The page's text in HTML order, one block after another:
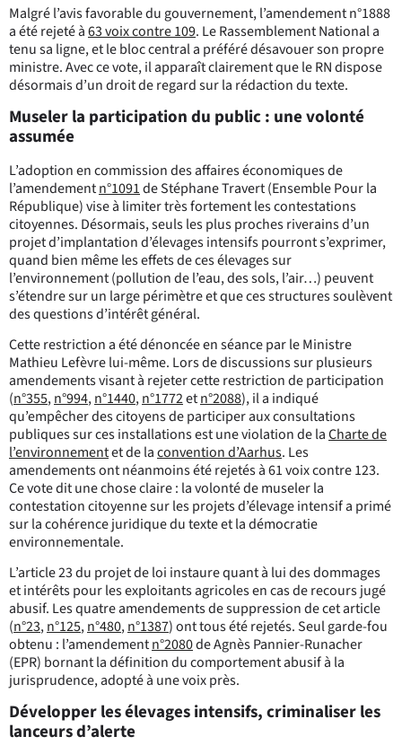
Malgré l’avis favorable du gouvernement, l’amendement n°1888
a été rejeté à63 voix contre 109. Le Rassemblement National a
tenu sa ligne, et le bloc central a préféré désavouer son propre
ministre. Avec ce vote, il apparaît clairement que le RN dispose
désormais d’un droit de regard sur la rédaction du texte.
Museler la participation du public : une volonté
assumée
L’adoption en commission des affaires économiques de
l’amendementn°1091de Stéphane Travert (Ensemble Pour la
République) vise à limiter très fortement les contestations
citoyennes. Désormais, seuls les plus proches riverains d’un
projet d’implantation d’élevages intensifs pourront s’exprimer,
quand bien même les effets de ces élevages sur
l’environnement (pollution de l’eau, des sols, l’air…) peuvent
s’étendre sur un large périmètre et que ces structures soulèvent
des questions d’intérêt général.
Cette restriction a été dénoncée en séance par le Ministre
Mathieu Lefèvre lui-même. Lors de discussions sur plusieurs
amendements visant à rejeter cette restriction de participation
(n°355,n°994,n°1440,n°1772etn°2088), il a indiqué
qu’empêcher des citoyens de participer aux consultations
publiques sur ces installations est une violation de laCharte de
l’environnementet de laconvention d’Aarhus. Les
amendements ont néanmoins été rejetés à 61 voix contre 123.
Ce vote dit une chose claire : la volonté de museler la
contestation citoyenne sur les projets d’élevage intensif a primé
sur la cohérence juridique du texte et la démocratie
environnementale.
L’article 23 du projet de loi instaure quant à lui des dommages
et intérêts pour les exploitants agricoles en cas de recours jugé
abusif. Les quatre amendements de suppression de cet article
(n°23,n°125,n°480,n°1387) ont tous été rejetés. Seul garde-fou
obtenu : l’amendementn°2080de Agnès Pannier-Runacher
(EPR) bornant la définition du comportement abusif à la
jurisprudence, adopté à une voix près.
Développer les élevages intensifs, criminaliser les
lanceurs d’alerte